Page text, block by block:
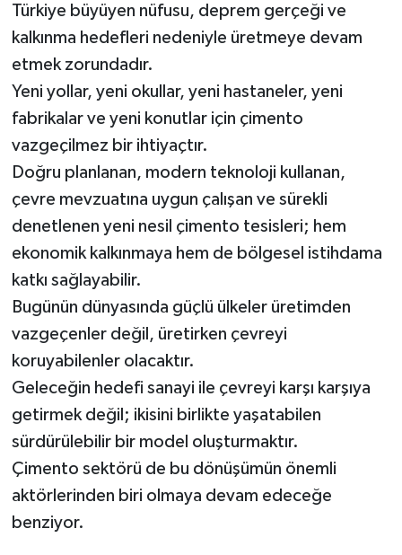
Türkiye büyüyen nüfusu, deprem gerçeği ve
kalkınma hedefleri nedeniyle üretmeye devam
etmek zorundadır.
Yeni yollar, yeni okullar, yeni hastaneler, yeni
fabrikalar ve yeni konutlar için çimento
vazgeçilmez bir ihtiyaçtır.
Doğru planlanan, modern teknoloji kullanan,
çevre mevzuatına uygun çalışan ve sürekli
denetlenen yeni nesil çimento tesisleri; hem
ekonomik kalkınmaya hem de bölgesel istihdama
katkı sağlayabilir.
Bugünün dünyasında güçlü ülkeler üretimden
vazgeçenler değil, üretirken çevreyi
koruyabilenler olacaktır.
Geleceğin hedefi sanayi ile çevreyi karşı karşıya
getirmek değil; ikisini birlikte yaşatabilen
sürdürülebilir bir model oluşturmaktır.
Çimento sektörü de bu dönüşümün önemli
aktörlerinden biri olmaya devam edeceğe
benziyor.